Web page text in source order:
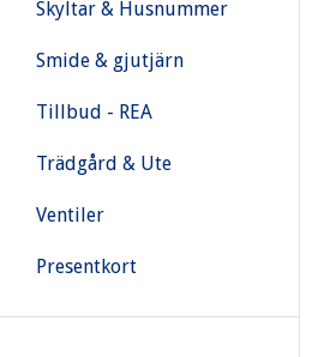
Skyltar & Husnummer
Smide & gjutjärn
Tillbud - REA
Trädgård & Ute
Ventiler
Presentkort